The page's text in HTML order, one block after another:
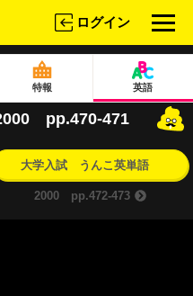
ログイン
特報 英語
pp.470-471
大学入試 うんこ英単語
2000 pp.472-473